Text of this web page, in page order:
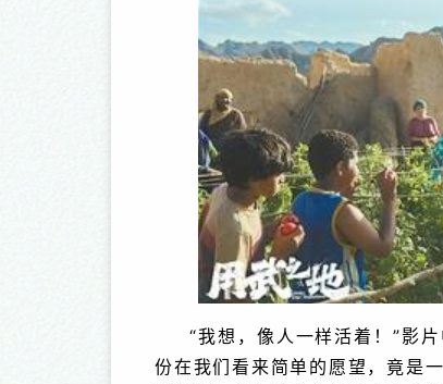
“我想，像人一样活着！”影
份在我们看来简单的愿望，竟是